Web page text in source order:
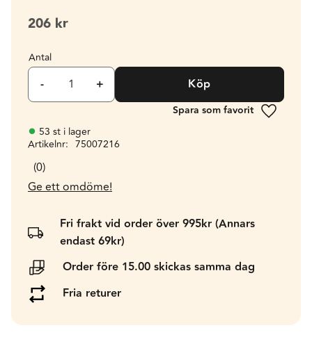
206 kr
Antal
+
- Köp
Lägg till
53 st i lager
Artikelnr
75007216
0
Ge ett omdöme!
Fri frakt vid order över 995kr (Annars
endast 69kr)
Order före 15.00 skickas samma dag
Fria returer